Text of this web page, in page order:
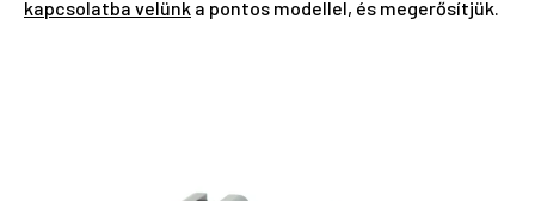
kapcsolatba velünk a pontos modellel, és megerősítjük.